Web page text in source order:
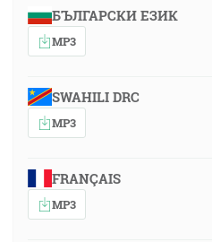
БЪЛГАРСКИ ЕЗИК
MP3
SWAHILI DRC
MP3
FRANÇAIS
MP3